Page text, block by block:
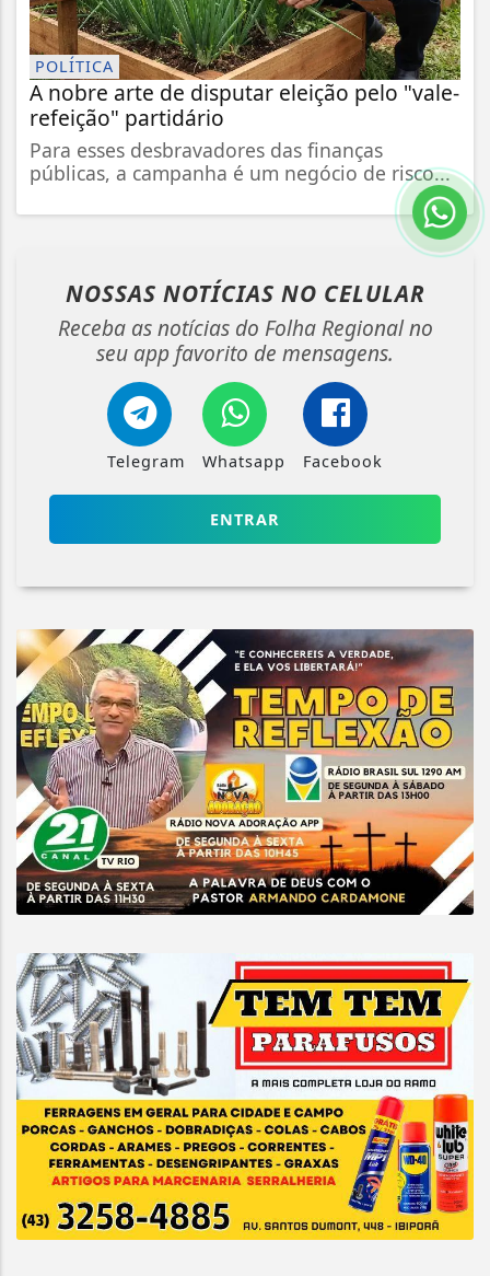
POLÍTICA
A nobre arte de disputar eleição pelo "vale-
refeição" partidário
Para esses desbravadores das finanças
públicas, a campanha é um negócio de risco...
NOSSAS NOTÍCIAS NO CELULAR
Receba as notícias do Folha Regional no
seu app favorito de mensagens.
Telegram Whatsapp Facebook
ENTRAR